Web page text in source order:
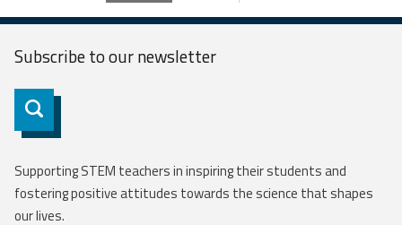
Subscribe to ournewsletter
Subscribe
Supporting STEM teachers in inspiring their students and
fostering positive attitudes towards the science that shapes
our lives.